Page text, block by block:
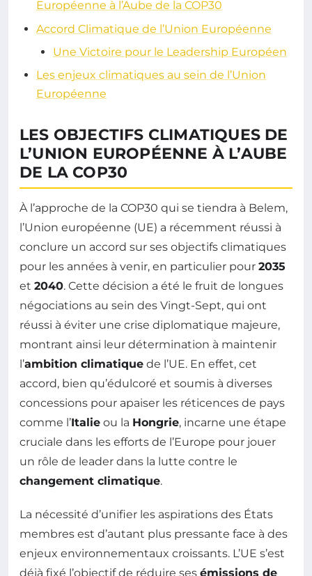
Européenne à l’Aube de la COP30
Accord Climatique de l’Union Européenne
Une Victoire pour le Leadership Européen
Les enjeux climatiques au sein de l’Union
Européenne
LES OBJECTIFS CLIMATIQUES DE
L’UNION EUROPÉENNE À L’AUBE
DE LA COP30
À l’approche de la COP30 qui se tiendra à Belem,
l’Union européenne (UE) a récemment réussi à
conclure un accord sur ses objectifs climatiques
pour les années à venir, en particulier pour 2035
et 2040. Cette décision a été le fruit de longues
négociations au sein des Vingt-Sept, qui ont
réussi à éviter une crise diplomatique majeure,
montrant ainsi leur détermination à maintenir
l’ambition climatique de l’UE. En effet, cet
accord, bien qu’édulcoré et soumis à diverses
concessions pour apaiser les réticences de pays
comme l’Italie ou la Hongrie, incarne une étape
cruciale dans les efforts de l’Europe pour jouer
un rôle de leader dans la lutte contre le
changement climatique.
La nécessité d’unifier les aspirations des États
membres est d’autant plus pressante face à des
enjeux environnementaux croissants. L’UE s’est
déjà fixé l’objectif de réduire ses émissions de